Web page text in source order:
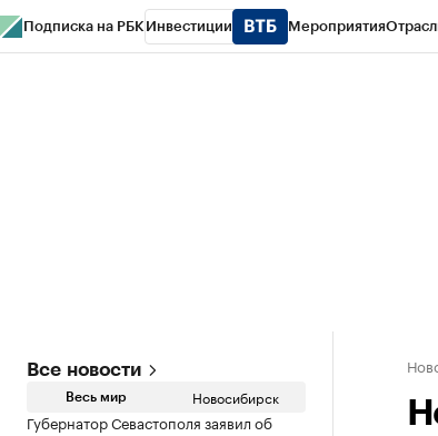
Подписка на РБК Инвестиции Мероприятия
Все новости
Весь мир Новосибирск
Губернатор Севастополя заявил об